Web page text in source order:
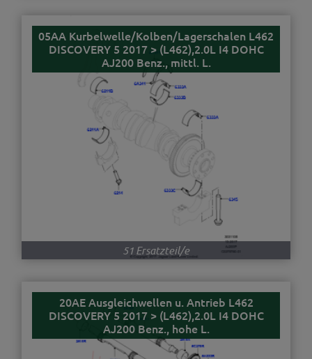
05AA Kurbelwelle/Kolben/Lagerschalen L462
DISCOVERY 5 2017 > (L462),2.0L I4 DOHC
AJ200 Benz., mittl. L.
51 Ersatzteil/e
20AE Ausgleichwellen u. Antrieb L462
DISCOVERY 5 2017 > (L462),2.0L I4 DOHC
AJ200 Benz., hohe L.